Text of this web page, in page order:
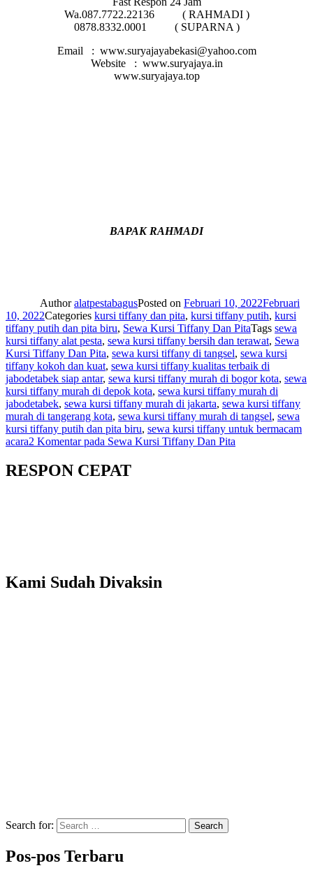
Wa.087.7722.22136 ( RAHMADI )
0878.8332.0001 ( SUPARNA )
Email : www.suryajayabekasi@yahoo.com
Website : www.suryajaya.in
www.suryajaya.top
BAPAK RAHMADI
AuthoralatpestabagusPosted on Februari 10, 2022Februari
10, 2022Categories kursi tiffany dan pita, kursi tiffany putih, kursi
tiffany putih dan pita biru, Sewa Kursi Tiffany Dan PitaTags sewa
kursi tiffany alat pesta, sewa kursi tiffany bersih dan terawat, Sewa
Kursi Tiffany Dan Pita, sewa kursi tiffany di tangsel, sewa kursi
tiffany kokoh dan kuat, sewa kursi tiffany kualitas terbaik di
jabodetabek siap antar, sewa kursi tiffany murah di bogor kota, sewa
kursi tiffany murah di depok kota, sewa kursi tiffany murah di
jabodetabek, sewa kursi tiffany murah di jakarta, sewa kursi tiffany
murah di tangerang kota, sewa kursi tiffany murah di tangsel, sewa
kursi tiffany putih dan pita biru, sewa kursi tiffany untuk bermacam
acara2 Komentarpada Sewa Kursi Tiffany Dan Pita
RESPON CEPAT
Kami Sudah Divaksin
Search for: Search
Pos-pos Terbaru